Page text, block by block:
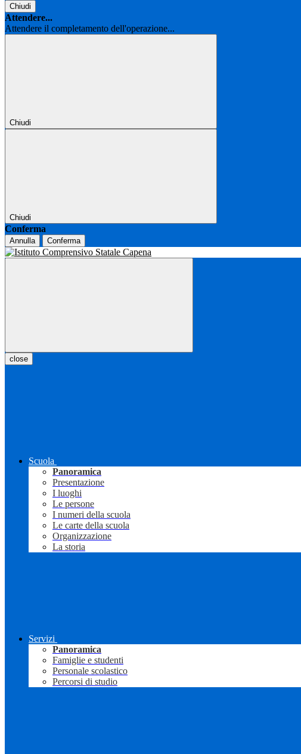
Chiudi
Attendere...
Attendere il completamento dell'operazione...
Chiudi
Chiudi
Conferma
Annulla Conferma
close
Scuola
Panoramica
Presentazione
I luoghi
Le persone
I numeri della scuola
Le carte della scuola
Organizzazione
La storia
Servizi
Panoramica
Famiglie e studenti
Personale scolastico
Percorsi di studio